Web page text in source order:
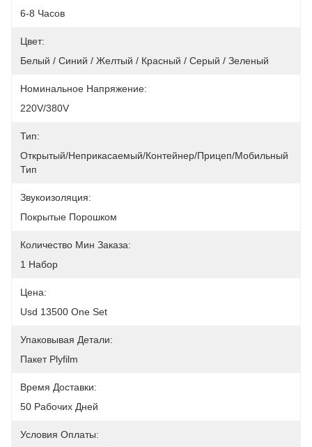
6-8 Часов
Цвет:
Белый / Синий / Желтый / Красный / Серый / Зеленый
Номинальное Напряжение:
220V/380V
Тип:
Открытый/неприкасаемый/контейнер/прицеп/мобильный
Тип
Звукоизоляция:
Покрытые Порошком
Количество Мин Заказа:
1 Набор
Цена:
Usd 13500 One Set
Упаковывая Детали:
Пакет Plyfilm
Время Доставки:
50 Рабочих Дней
Условия Оплаты: